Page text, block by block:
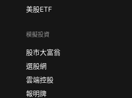
美股ETF
模擬投資
股市大富翁
選股網
雲端控股
報明牌